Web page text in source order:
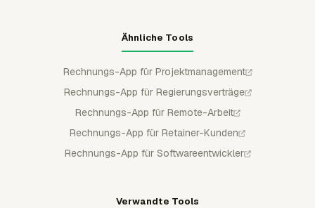
Ähnliche Tools
Rechnungs-App für Projektmanagement
Rechnungs-App für Regierungsverträge
Rechnungs-App für Remote-Arbeit
Rechnungs-App für Retainer-Kunden
Rechnungs-App für Softwareentwickler
Verwandte Tools